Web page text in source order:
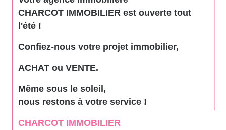
CHARCOT IMMOBILIER est ouverte tout
l'été !
Confiez-nous votre projet immobilier,
ACHAT ou VENTE.
Même sous le soleil,
nous restons à votre service !
CHARCOT IMMOBILIER